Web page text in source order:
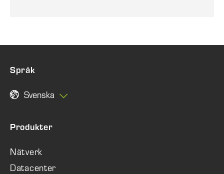
Språk
Svenska
Produkter
Nätverk
Datacenter